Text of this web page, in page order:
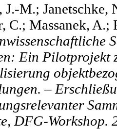
J.-M.; Janetschke,
C.; Massanek,
Ein Pilotprojekt
–
DFG-Workshop.